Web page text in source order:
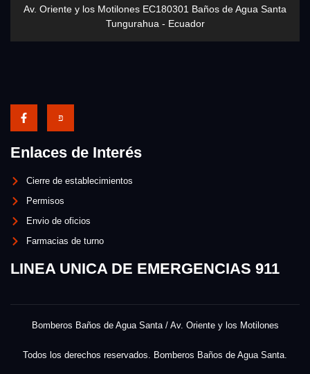
Av. Oriente y los Motilones EC180301 Baños de Agua Santa
Tungurahua - Ecuador
Enlaces de Interés
Cierre de establecimientos
Permisos
Envio de oficios
Farmacias de turno
LINEA UNICA DE EMERGENCIAS 911
Bomberos Baños de Agua Santa / Av. Oriente y los Motilones
Todos los derechos reservados. Bomberos Baños de Agua Santa.